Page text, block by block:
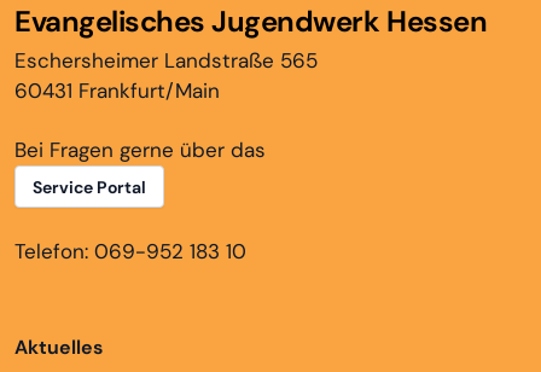
Evangelisches Jugendwerk Hessen
Eschersheimer Landstraße 565
60431 Frankfurt/Main
Bei Fragen gerne über das
Service Portal
Telefon: 069-952 183 10
Aktuelles